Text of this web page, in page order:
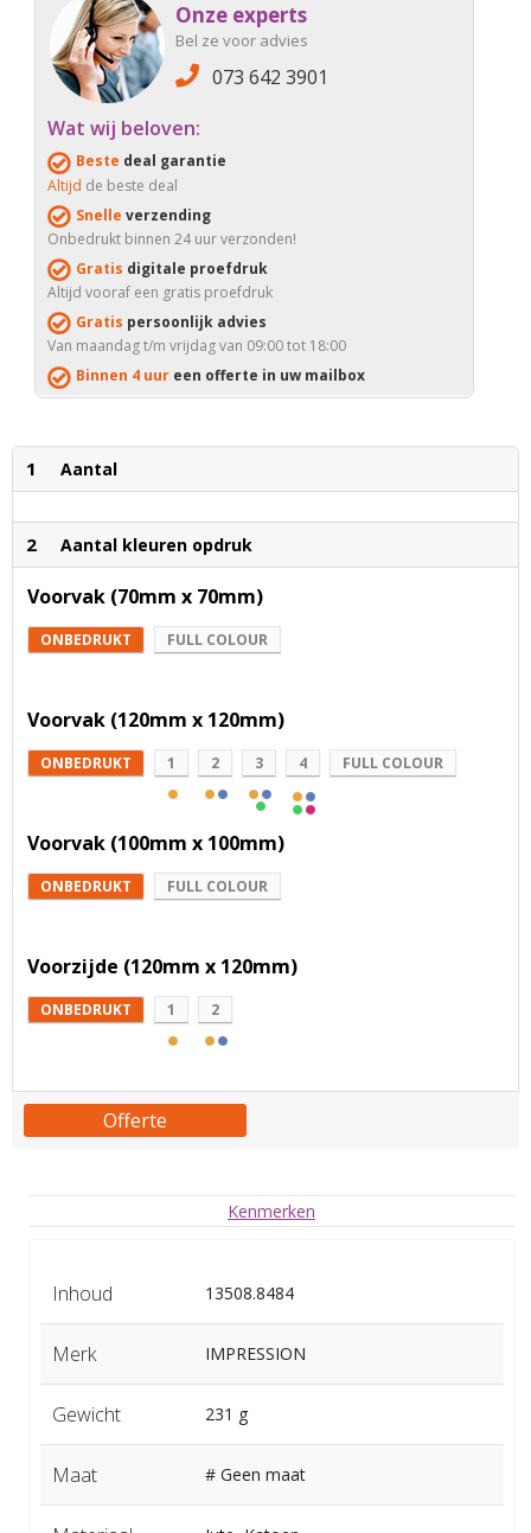
Onze experts
Bel ze voor advies
073 642 3901
Wat wij beloven:
Beste deal garantie
Altijd de beste deal
Snelle verzending
Onbedrukt binnen 24 uur verzonden!
Gratis digitale proefdruk
Altijd vooraf een gratis proefdruk
Gratis persoonlijk advies
Van maandag t/m vrijdag van 09:00 tot 18:00
Binnen 4 uur een offerte in uw mailbox
1 Aantal
2 Aantal kleuren opdruk
Voorvak (70mm x 70mm)
ONBEDRUKT FULL COLOUR
Voorvak (120mm x 120mm)
ONBEDRUKT 1 2 3 4 FULL COLOUR
Voorvak (100mm x 100mm)
ONBEDRUKT FULL COLOUR
Voorzijde (120mm x 120mm)
ONBEDRUKT 1 2
Offerte
Kenmerken
Inhoud 13508.8484
Merk IMPRESSION
Gewicht 231 g
Maat # Geen maat